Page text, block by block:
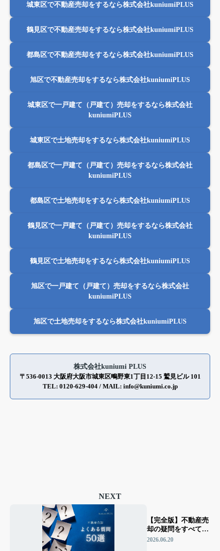
城東区で不動産売却をするなら株式会社kuniumiPLUS
鶴見区で不動産売却をするなら株式会社kuniumiPLUS
都島区で不動産売却をするなら株式会社kuniumiPLUS
旭区で不動産売却をするなら株式会社kuniumiPLUS
城東区で一戸建て（戸建て）売却をするなら株式会社
kuniumiPLUS
城東区で土地売却をするなら株式会社kuniumiPLUS
都島区で一戸建て（戸建て）売却をするなら株式会社
kuniumiPLUS
都島区で土地売却をするなら株式会社kuniumiPLUS
鶴見区で一戸建て（戸建て）売却をするなら株式会社
kuniumiPLUS
鶴見区で土地売却をするなら株式会社kuniumiPLUS
旭区で一戸建て（戸建て）売却をするなら株式会社
kuniumiPLUS
旭区で土地売却をするなら株式会社kuniumiPLUS
株式会社kuniumi PLUS
〒536-0013 大阪府大阪市城東区鴫野東1丁目12-15 鷲見ビル 101
TEL: 0120-629-404 / MAIL: info@kuniumi.co.jp
NEXT
【完全版】不動産売
却の疑問をすべて解
消！よくある質問50
2026.06.20